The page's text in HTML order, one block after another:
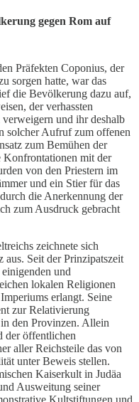
gegen Rom auf
Präfekten Coponius, der
sorgen hatte, war das
die Bevölkerung dazu auf,
der verhassten
und ihr deshalb
solcher Aufruf zum offenen
zum Bemühen der
Konfrontationen mit der
von den Priestern im
und ein Stier für das
die Anerkennung der
zum Ausdruck gebracht
zeichnete sich
aus. Seit der Prinzipatszeit
und
lokalen Religionen
erlangt. Seine
zur Relativierung
den Provinzen. Allein
der öffentlichen
aller Reichsteile das von
unter Beweis stellen.
Kaiserkult in Judäa
Ausweitung seiner
Kultstiftungen und